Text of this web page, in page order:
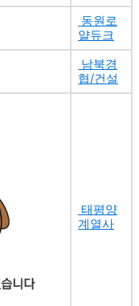
동원로
얄듀크
남북경
협/건설
태평양
계열사